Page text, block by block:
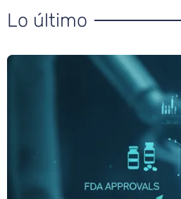
Lo último